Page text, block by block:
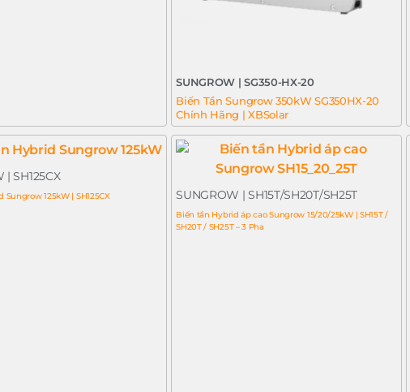
SUNGROW | SG350-HX-20
Biến Tần Sungrow 350kW SG350HX-20
Chính Hãng | XBSolar
| SH125CX
125kW | SH125CX SUNGROW | SH15T/SH20T/SH25T
Biến tần Hybrid áp cao Sungrow 15/20/25kW | SH15T /
SH20T / SH25T – 3 Pha